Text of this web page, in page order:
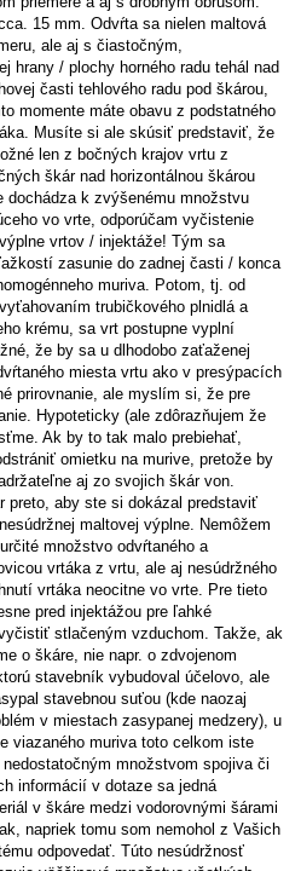
15 mm. Odvŕta sa nielen maltová
ale aj s čiastočným,
hrany / plochy horného radu tehál nad
časti tehlového radu pod škárou,
momente máte obavu z podstatného
Musíte si ale skúsiť predstaviť, že
len z bočných krajov vrtu z
škár nad horizontálnou škárou
dochádza k zvýšenému množstvu
vo vrte, odporúčam vyčistenie
vrtov / injektáže! Tým sa
zasunie do zadnej časti / konca
muriva. Potom, tj. od
trubičkového plnidlá a
krému, sa vrt postupne vyplní
že by sa u dlhodobo zaťaženej
miesta vrtu ako v presýpacích
prirovnanie, ale myslím si, že pre
Hypoteticky (ale zdôrazňujem že
Ak by to tak malo prebiehať,
omietku na murive, pretože by
aj zo svojich škár von.
preto, aby ste si dokázal predstaviť
maltovej výplne. Nemôžem
množstvo odvŕtaného a
vrtáka z vrtu, ale aj nesúdržného
vrtáka neocitne vo vrte. Pre tieto
pred injektážou pre ľahké
stlačeným vzduchom. Takže, ak
o škáre, nie napr. o zdvojenom
stavebník vybudoval účelovo, ale
stavebnou suťou (kde naozaj
v miestach zasypanej medzery), u
viazaného muriva toto celkom iste
množstvom spojiva či
informácií v dotaze sa jedná
v škáre medzi vodorovnými šárami
napriek tomu som nemohol z Vašich
odpovedať. Túto nesúdržnosť